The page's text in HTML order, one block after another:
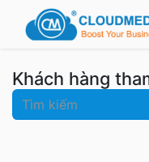
Khách hàng